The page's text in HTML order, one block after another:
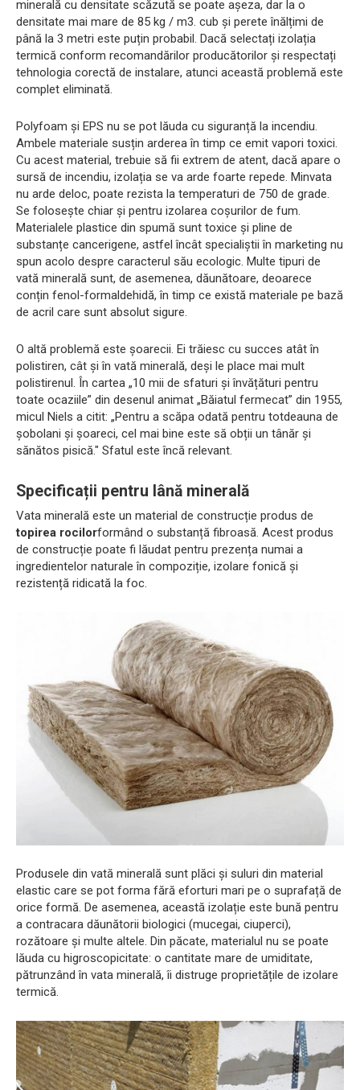
minerală cu densitate scăzută se poate așeza, dar la o
densitate mai mare de 85 kg / m3. cub și perete înălțimi de
până la 3 metri este puțin probabil. Dacă selectați izolația
termică conform recomandărilor producătorilor și respectați
tehnologia corectă de instalare, atunci această problemă este
complet eliminată.
Polyfoam și EPS nu se pot lăuda cu siguranță la incendiu.
Ambele materiale susțin arderea în timp ce emit vapori toxici.
Cu acest material, trebuie să fii extrem de atent, dacă apare o
sursă de incendiu, izolația se va arde foarte repede. Minvata
nu arde deloc, poate rezista la temperaturi de 750 de grade.
Se folosește chiar și pentru izolarea coșurilor de fum.
Materialele plastice din spumă sunt toxice și pline de
substanțe cancerigene, astfel încât specialiștii în marketing nu
spun acolo despre caracterul său ecologic. Multe tipuri de
vată minerală sunt, de asemenea, dăunătoare, deoarece
conțin fenol-formaldehidă, în timp ce există materiale pe bază
de acril care sunt absolut sigure.
O altă problemă este șoarecii. Ei trăiesc cu succes atât în ​​
polistiren, cât și în vată minerală, deși le place mai mult
polistirenul. În cartea „10 mii de sfaturi și învățături pentru
toate ocaziile” din desenul animat „Băiatul fermecat” din 1955,
micul Niels a citit: „Pentru a scăpa odată pentru totdeauna de
șobolani și șoareci, cel mai bine este să obții un tânăr și
sănătos pisică." Sfatul este încă relevant.
Specificații pentru lână minerală
Vata minerală este un material de construcție produs de
topirea rocilorformând o substanță fibroasă. Acest produs
de construcție poate fi lăudat pentru prezența numai a
ingredientelor naturale în compoziție, izolare fonică și
rezistență ridicată la foc.
Produsele din vată minerală sunt plăci și suluri din material
elastic care se pot forma fără eforturi mari pe o suprafață de
orice formă. De asemenea, această izolație este bună pentru
a contracara dăunătorii biologici (mucegai, ciuperci),
rozătoare și multe altele. Din păcate, materialul nu se poate
lăuda cu higroscopicitate: o cantitate mare de umiditate,
pătrunzând în vata minerală, îi distruge proprietățile de izolare
termică.